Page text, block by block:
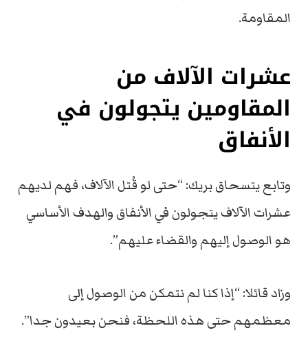
المقاومة.
عشرات الآلاف من
المقاومين يتجولون في
الأنفاق
وتابع يتسحاق بريك: “حتى لو قُتل الآلاف، فهم لديهم
عشرات الآلاف يتجولون في الأنفاق والهدف الأساسي
هو الوصول إليهم والقضاء عليهم”.
وزاد قائلا: “إذا كنا لم نتمكن من الوصول إلى
معظمهم حتى هذه اللحظة، فنحن بعيدون جدا”.